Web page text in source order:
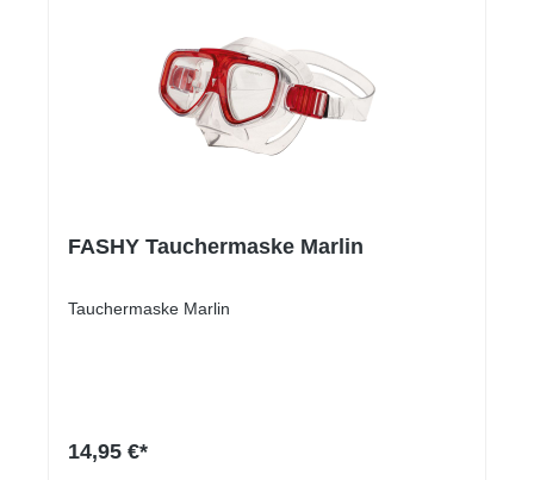
FASHY Tauchermaske Marlin
Tauchermaske Marlin
14,95 €*